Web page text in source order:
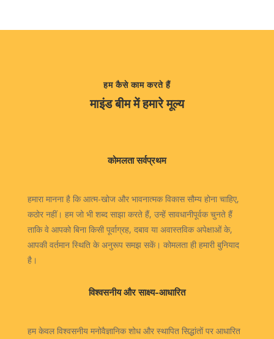
हम कैसे काम करते हैं
माइंड बीम में हमारे मूल्य
कोमलता सर्वप्रथम
हमारा मानना ​​है कि आत्म-खोज और भावनात्मक विकास सौम्य होना चाहिए,
कठोर नहीं। हम जो भी शब्द साझा करते हैं, उन्हें सावधानीपूर्वक चुनते हैं
ताकि वे आपको बिना किसी पूर्वाग्रह, दबाव या अवास्तविक अपेक्षाओं के,
आपकी वर्तमान स्थिति के अनुरूप समझ सकें। कोमलता ही हमारी बुनियाद
है।
विश्वसनीय और साक्ष्य-आधारित
हम केवल विश्वसनीय मनोवैज्ञानिक शोध और स्थापित सिद्धांतों पर आधारित